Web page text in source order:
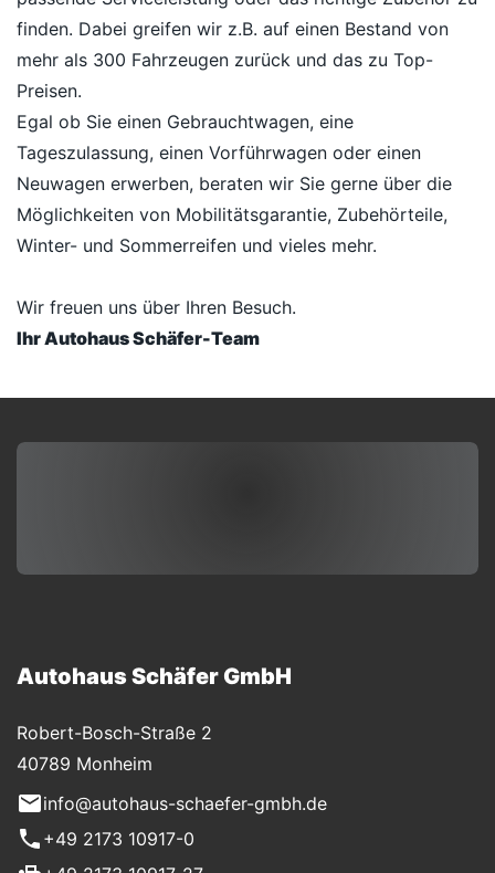
finden. Dabei greifen wir z.B. auf einen Bestand von
mehr als 300 Fahrzeugen zurück und das zu Top-
Preisen.
Egal ob Sie einen Gebrauchtwagen, eine
Tageszulassung, einen Vorführwagen oder einen
Neuwagen erwerben, beraten wir Sie gerne über die
Möglichkeiten von Mobilitätsgarantie, Zubehörteile,
Winter- und Sommerreifen und vieles mehr.
Wir freuen uns über Ihren Besuch.
Ihr Autohaus Schäfer-Team
Autohaus Schäfer GmbH
Robert-Bosch-Straße 2
40789 Monheim
info@autohaus-schaefer-gmbh.de
+49 2173 10917-0